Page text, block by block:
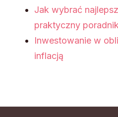
Jak wybrać
praktyczny poradnik
Inwestowanie w
inflacją